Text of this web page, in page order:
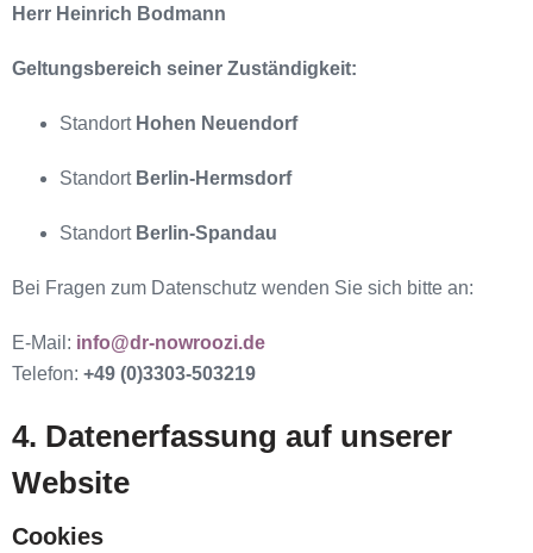
Herr Heinrich Bodmann
Geltungsbereich seiner Zuständigkeit:
Standort Hohen Neuendorf
Standort Berlin-Hermsdorf
Standort Berlin-Spandau
Bei Fragen zum Datenschutz wenden Sie sich bitte an:
E-Mail: info@dr-nowroozi.de
Telefon: +49 (0)3303-503219
4. Datenerfassung auf unserer
Website
Cookies